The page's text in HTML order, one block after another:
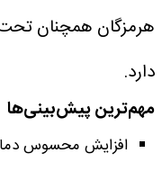
هرمزگان همچنان
دارد.
مهم‌ترین پیش‌بینی‌ها
افزایش محسوس